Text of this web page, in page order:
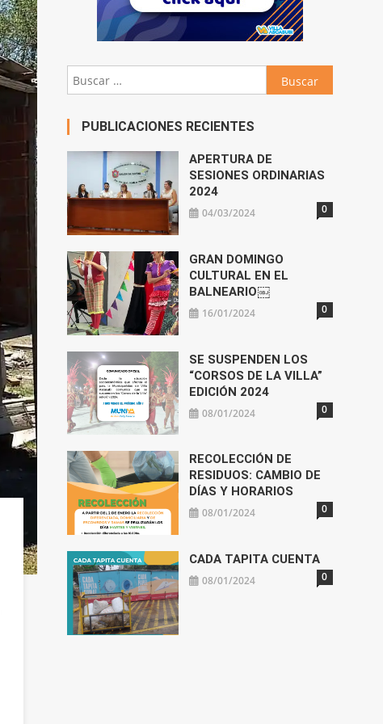
Buscar:
PUBLICACIONES RECIENTES
APERTURA DE
SESIONES ORDINARIAS
2024
04/03/2024 0
GRAN DOMINGO
CULTURAL EN EL
BALNEARIO￼
16/01/2024 0
SE SUSPENDEN LOS
“CORSOS DE LA VILLA”
EDICIÓN 2024
08/01/2024 0
RECOLECCIÓN DE
RESIDUOS: CAMBIO DE
DÍAS Y HORARIOS
08/01/2024 0
CADA TAPITA CUENTA
08/01/2024 0